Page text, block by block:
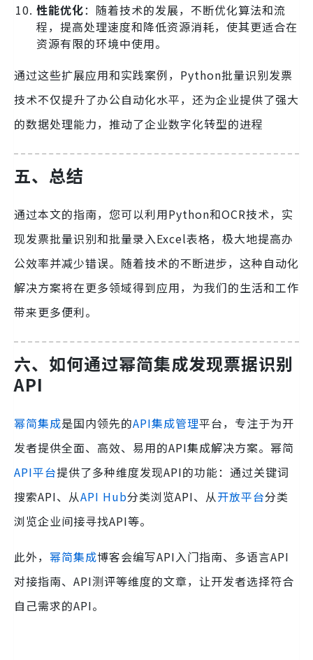
性能优化：随着技术的发展，不断优化算法和流
程，提高处理速度和降低资源消耗，使其更适合在
资源有限的环境中使用。
通过这些扩展应用和实践案例，Python批量识别发票
技术不仅提升了办公自动化水平，还为企业提供了强大
的数据处理能力，推动了企业数字化转型的进程
五、总结
通过本文的指南，您可以利用Python和OCR技术，实
现发票批量识别和批量录入Excel表格，极大地提高办
公效率并减少错误。随着技术的不断进步，这种自动化
解决方案将在更多领域得到应用，为我们的生活和工作
带来更多便利。
六、如何通过幂简集成发现票据识别
API
幂简集成是国内领先的API集成管理平台，专注于为开
发者提供全面、高效、易用的API集成解决方案。幂简
API平台提供了多种维度发现API的功能：通过关键词
搜索API、从API Hub分类浏览API、从开放平台分类
浏览企业间接寻找API等。
此外， 幂简集成博客会编写API入门指南、多语言API
对接指南、API测评等维度的文章，让开发者选择符合
自己需求的API。